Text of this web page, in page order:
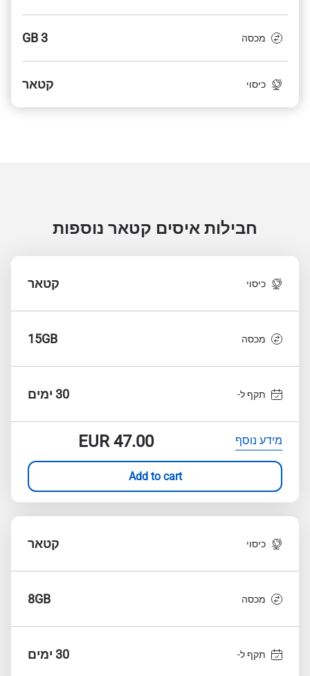
מכסה 3 GB
כיסוי קטאר
חבילות איסים קטאר נוספות
כיסוי קטאר
מכסה 15GB
תקף ל- 30 ימים
מידע נוסף EUR47.00
Add to cart
כיסוי קטאר
מכסה 8GB
תקף ל- 30 ימים